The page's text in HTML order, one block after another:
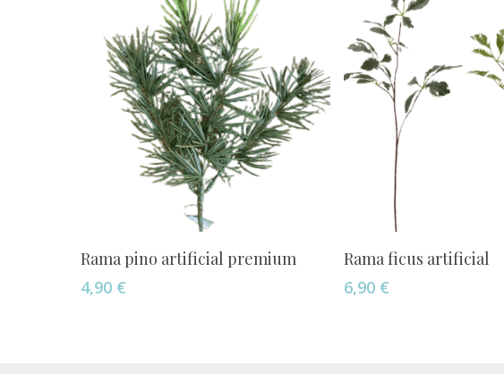
Añadir Al Carrito
Rama pino artificial premium
4,90 €
Añadir Al
Rama ficus artificial
6,90 €